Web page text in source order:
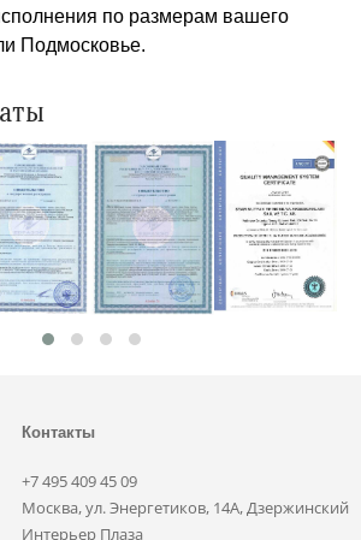
по размерам вашего
Подмосковье.
Контакты
+7 495 409 45 09
Москва, ул. Энергетиков, 14А, Дзержинский
Интерьер Плаза